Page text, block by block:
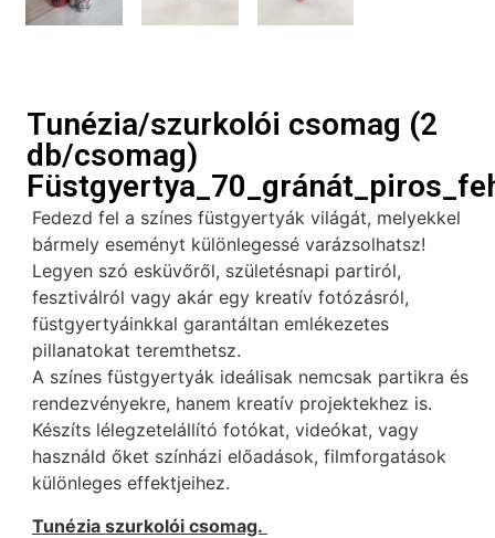
Tunézia/szurkolói csomag (2
db/csomag)
Fedezd fel a színes füstgyertyák világát, melyekkel
bármely eseményt különlegessé varázsolhatsz!
Legyen szó esküvőről, születésnapi partiról,
fesztiválról vagy akár egy kreatív fotózásról,
füstgyertyáinkkal garantáltan emlékezetes
pillanatokat teremthetsz.
A színes füstgyertyák ideálisak nemcsak partikra és
rendezvényekre, hanem kreatív projektekhez is.
Készíts lélegzetelállító fotókat, videókat, vagy
használd őket színházi előadások, filmforgatások
különleges effektjeihez.
Tunézia szurkolói csomag.